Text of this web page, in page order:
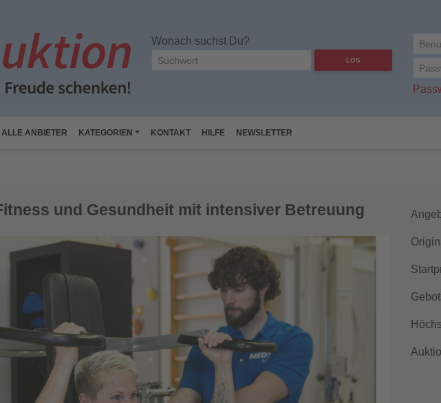
Wonach suchst Du?
LOS
ALLE ANBIETER KATEGORIEN KONTAKT HILFE NEWSLETTER
und Gesundheit mit intensiver Betreuung